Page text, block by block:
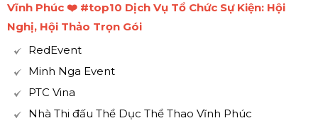
Vĩnh Phúc ❤️️ #top10 Dịch Vụ Tổ Chức Sự Kiện: Hội
Nghị, Hội Thảo Trọn Gói
RedEvent
Minh Nga Event
PTC Vina
Nhà Thi đấu Thể Dục Thể Thao Vĩnh Phúc